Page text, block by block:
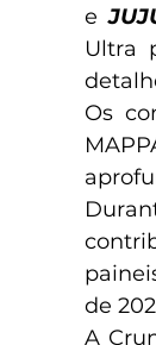
e
Ultra
Os
de
A